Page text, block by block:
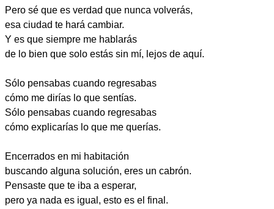
Pero sé que es verdad que nunca volverás,
esa ciudad te hará cambiar.
Y es que siempre me hablarás
de lo bien que solo estás sin mí, lejos de aquí.
Sólo pensabas cuando regresabas
cómo me dirías lo que sentías.
Sólo pensabas cuando regresabas
cómo explicarías lo que me querías.
Encerrados en mi habitación
buscando alguna solución, eres un cabrón.
Pensaste que te iba a esperar,
pero ya nada es igual, esto es el final.